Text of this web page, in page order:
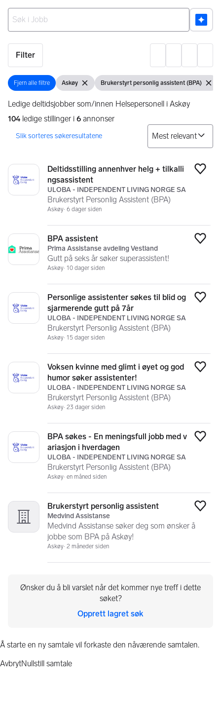
Filter
Fjern alle filtre
Fjern alle filtre Vis filter
Askøy Fjern filterVis filter
Brukerstyrt personlig assistent (BPA) Fjern
Ledige deltidsjobber som/innen Helsepersonell i Askøy
104 ledige stillinger i 6 annonser
Søkeresultater
Deltidsstilling annenhver helg + tilkalli
ngsassistent
ULOBA - INDEPENDENT LIVING NORGE SA
Brukerstyrt Personlig Assistent (BPA)
Askøy 6 dager siden
BPA assistent
Prima Assistanse avdeling Vestland
Gutt på seks år søker superassistent!
Askøy 10 dager siden
Personlige assistenter søkes til blid og
sjarmerende gutt på 7år
ULOBA - INDEPENDENT LIVING NORGE SA
Brukerstyrt Personlig Assistent (BPA)
Askøy 15 dager siden
Voksen kvinne med glimt i øyet og god
humor søker assistenter!
ULOBA - INDEPENDENT LIVING NORGE SA
Brukerstyrt Personlig Assistent (BPA)
Askøy 23 dager siden
BPA søkes - En meningsfull jobb med v
ariasjon i hverdagen
ULOBA - INDEPENDENT LIVING NORGE SA
Brukerstyrt Personlig Assistent (BPA)
Askøy en måned siden
Brukerstyrt personlig assistent
Medvind Assistanse
Medvind Assistanse søker deg som ønsker å
jobbe som BPA på Askøy!
Askøy 2 måneder siden
Ønsker du å bli varslet når det kommer nye treff i dette
søket?
Opprett lagret søk